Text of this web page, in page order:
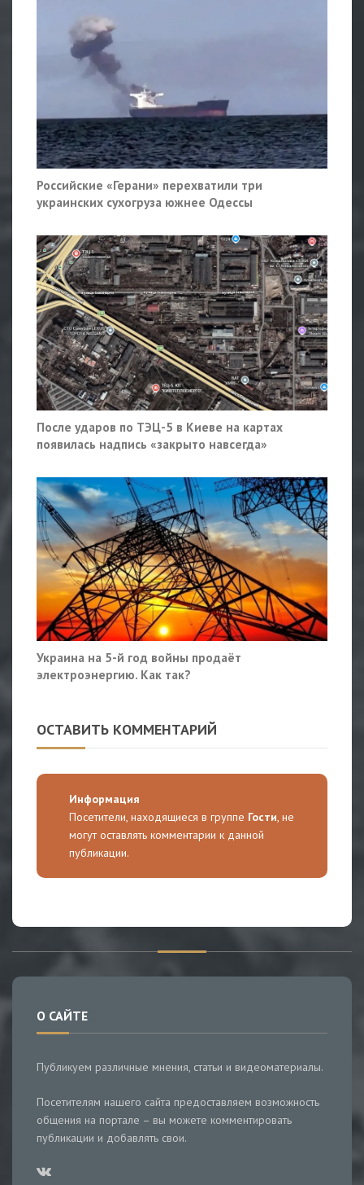
Российские «Герани» перехватили три
украинских сухогруза южнее Одессы
После ударов по ТЭЦ-5 в Киеве на картах
появилась надпись «закрыто навсегда»
Украина на 5-й год войны продаёт
электроэнергию. Как так?
ОСТАВИТЬ КОММЕНТАРИЙ
Информация
Посетители, находящиеся в группе Гости, не
могут оставлять комментарии к данной
публикации.
О САЙТЕ
Публикуем различные мнения, статьи и видеоматериалы.
Посетителям нашего сайта предоставляем возможность
общения на портале – вы можете комментировать
публикации и добавлять свои.